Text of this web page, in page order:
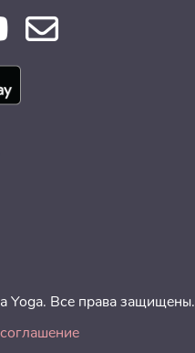
Yoga. Все права защищены.